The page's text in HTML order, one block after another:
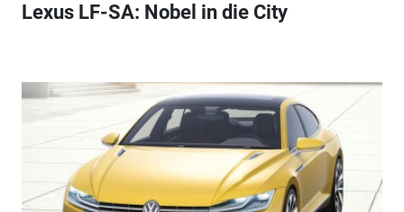
Lexus LF-SA: Nobel in die City